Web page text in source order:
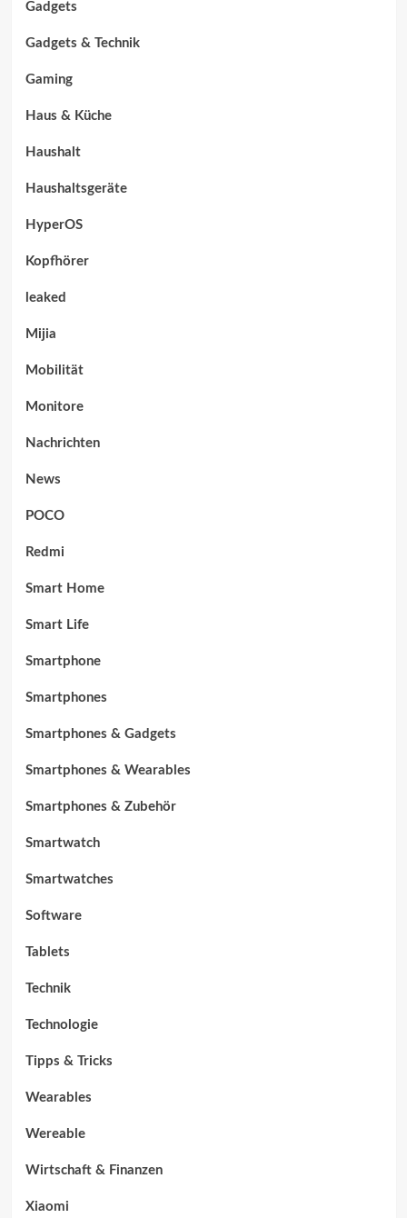
Gadgets
Gadgets & Technik
Gaming
Haus & Küche
Haushalt
Haushaltsgeräte
HyperOS
Kopfhörer
leaked
Mijia
Mobilität
Monitore
Nachrichten
News
POCO
Redmi
Smart Home
Smart Life
Smartphone
Smartphones
Smartphones & Gadgets
Smartphones & Wearables
Smartphones & Zubehör
Smartwatch
Smartwatches
Software
Tablets
Technik
Technologie
Tipps & Tricks
Wearables
Wereable
Wirtschaft & Finanzen
Xiaomi